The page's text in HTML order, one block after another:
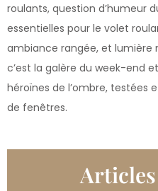
roulants, question d’humeur
essentielles pour le volet
ambiance rangée, et lumière
c’est la galère du week-end
héroïnes de l’ombre, testées
de fenêtres.